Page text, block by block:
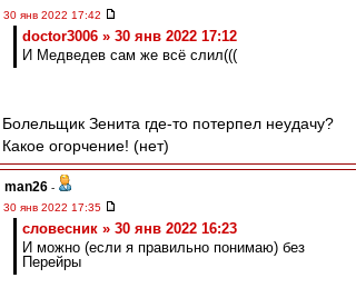
30 янв 2022 17:42
doctor3006 » 30 янв 2022 17:12
И Медведев сам же всё слил(((
Болельщик Зенита где-то потерпел неудачу?
Какое огорчение! (нет)
man26 -
30 янв 2022 17:35
словесник » 30 янв 2022 16:23
И можно (если я правильно понимаю) без
Перейры